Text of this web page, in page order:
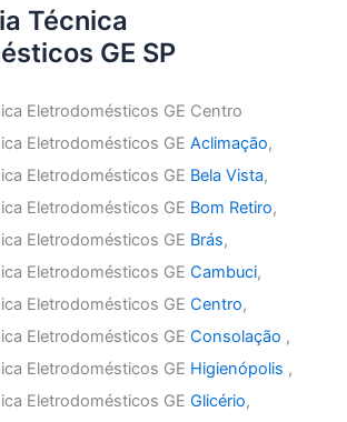
Técnica
GE SP
Eletrodomésticos GE Centro
Eletrodomésticos GEAclimação,
Eletrodomésticos GE Bela Vista,
Eletrodomésticos GE Bom Retiro,
Eletrodomésticos GE Brás,
Eletrodomésticos GECambuci,
Eletrodomésticos GECentro,
Eletrodomésticos GEConsolação ,
Eletrodomésticos GE Higienópolis ,
Eletrodomésticos GEGlicério,